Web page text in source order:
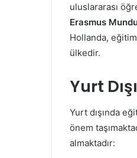
uluslararası
Erasmus
Hollanda,
ülkedir.
Yurt
Yurt dışında
önem
almaktadır: